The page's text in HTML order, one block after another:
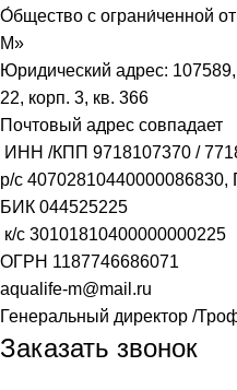
О́бщество с ограни́ченной
М»
Юридический адрес:
22, корп. 3, кв. 366
Почтовый адрес совпадает
ИНН /КПП 9718107370 /
р/с 40702810440000086830,
БИК 044525225
к/с 30101810400000000225
ОГРН 1187746686071
aqualife-m@mail.ru
Генеральный директор /
Заказать звонок